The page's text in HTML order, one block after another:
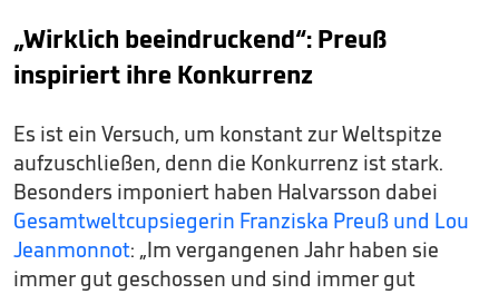
„Wirklich beeindruckend“: Preuß
inspiriert ihre Konkurrenz
Es ist ein Versuch, um konstant zur Weltspitze
aufzuschließen, denn die Konkurrenz ist stark.
Besonders imponiert haben Halvarsson dabei
Gesamtweltcupsiegerin Franziska Preuß und Lou
Jeanmonnot: „Im vergangenen Jahr haben sie
immer gut geschossen und sind immer gut